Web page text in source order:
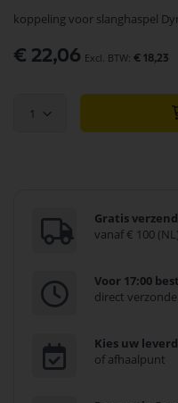
koppeling voor slanghaspel
€ 22,06 € 18,23
1
Gratis
vanaf € 100 (NL)
Voor 17:00
direct
Kies uw
of afhaalpunt
afbeeldingen-